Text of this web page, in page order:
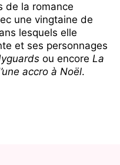
de la romance
une vingtaine de
lesquels elle
et ses personnages
ou encore La
accro à Noël.